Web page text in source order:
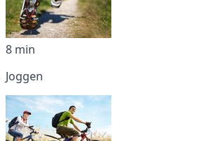
8 min
Joggen